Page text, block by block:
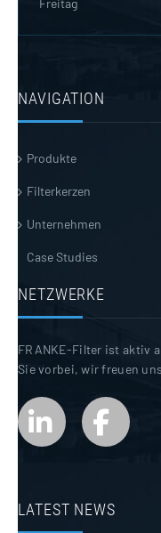
Freitag
NAVIGATION
Produkte
Filterkerzen
Unternehmen
Case Studies
NETZWERKE
FRANKE-Filter ist aktiv
Sie vorbei, wir freuen
LATEST NEWS